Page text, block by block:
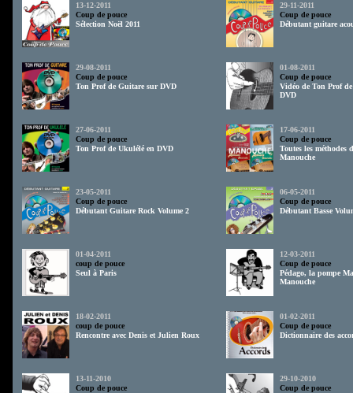
13-12-2011
Coup de pouce
Sélection Noël 2011
29-11-2011
Coup de pouce
Débutant guitare
29-08-2011
Coup de pouce
Ton Prof de Guitare sur DVD
01-08-2011
Coup de pouce
Vidéo de Ton Prof
DVD
27-06-2011
Coup de pouce
Ton Prof de Ukulélé en DVD
17-06-2011
Coup de pouce
Toutes les méthodes
Manouche
23-05-2011
Coup de pouce
Débutant Guitare Rock Volume 2
06-05-2011
Coup de pouce
Débutant Basse
01-04-2011
coup de pouce
Seul à Paris
12-03-2011
Coup de pouce
Pédago, la pompe
Manouche
18-02-2011
coup de pouce
Rencontre avec Denis et Julien Roux
01-02-2011
Coup de pouce
Dictionnaire des
13-11-2010
Coup de pouce
29-10-2010
Coup de pouce